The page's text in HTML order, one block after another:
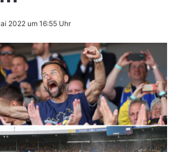
2022 um 16:55 Uhr